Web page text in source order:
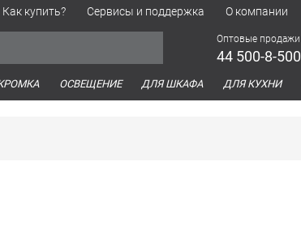
Как купить? Сервисы и поддержка О компании
Оптовые продажи
44 500-8-500
ОСВЕЩЕНИЕ ДЛЯ ШКАФА ДЛЯ КУХНИ